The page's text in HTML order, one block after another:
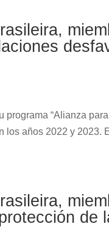
“Alianza
años 2022 y 2023.
de